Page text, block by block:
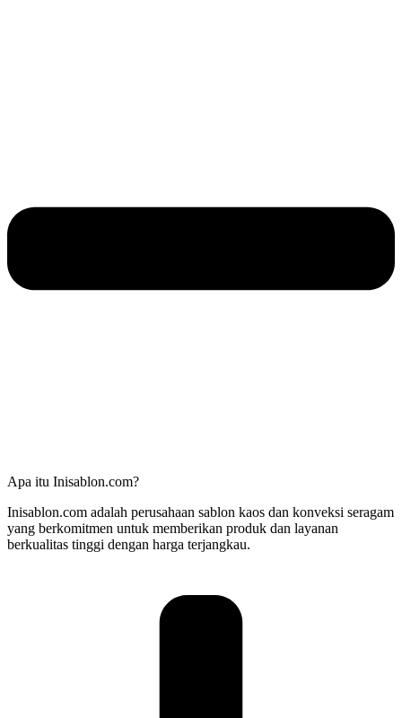
Apa itu Inisablon.com?
Inisablon.com adalah perusahaan sablon kaos dan konveksi seragam
yang berkomitmen untuk memberikan produk dan layanan
berkualitas tinggi dengan harga terjangkau.